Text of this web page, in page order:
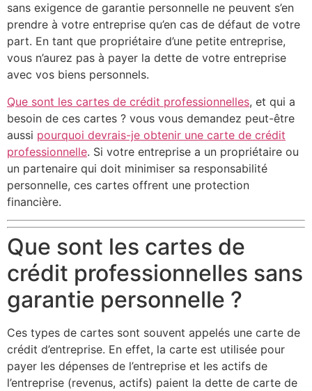
sans exigence de garantie personnelle ne peuvent s’en
prendre à votre entreprise qu’en cas de défaut de votre
part. En tant que propriétaire d’une petite entreprise,
vous n’aurez pas à payer la dette de votre entreprise
avec vos biens personnels.
Que sont les cartes de crédit professionnelles, et qui a
besoin de ces cartes ? vous vous demandez peut-être
aussi pourquoi devrais-je obtenir une carte de crédit
professionnelle. Si votre entreprise a un propriétaire ou
un partenaire qui doit minimiser sa responsabilité
personnelle, ces cartes offrent une protection
financière.
Que sont les cartes de
crédit professionnelles sans
garantie personnelle ?
Ces types de cartes sont souvent appelés une carte de
crédit d’entreprise. En effet, la carte est utilisée pour
payer les dépenses de l’entreprise et les actifs de
l’entreprise (revenus, actifs) paient la dette de carte de